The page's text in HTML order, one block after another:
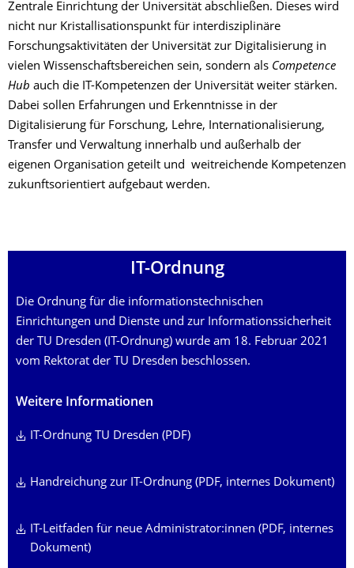
Zentrale Einrichtung der Universität abschließen. Dieses wird
nicht nur Kristallisationspunkt für interdisziplinäre
Forschungsaktivitäten der Universität zur Digitalisierung in
vielen Wissenschaftsbereichen sein, sondern als Competence
Hub auch die IT-Kompetenzen der Universität weiter stärken.
Dabei sollen Erfahrungen und Erkenntnisse in der
Digitalisierung für Forschung, Lehre, Internationalisierung,
Transfer und Verwaltung innerhalb und außerhalb der
eigenen Organisation geteilt und weitreichende Kompetenzen
zukunftsorientiert aufgebaut werden.
IT-Ordnung
Die Ordnung für die informationstechnischen
Einrichtungen und Dienste und zur Informationssicherheit
der TU Dresden (IT-Ordnung) wurde am 18. Februar 2021
vom Rektorat der TU Dresden beschlossen.
Weitere Informationen
IT-Ordnung TU Dresden (PDF)
Handreichung zur IT-Ordnung (PDF, internes Dokument)
IT-Leitfaden für neue Administrator:innen (PDF, internes
Dokument)